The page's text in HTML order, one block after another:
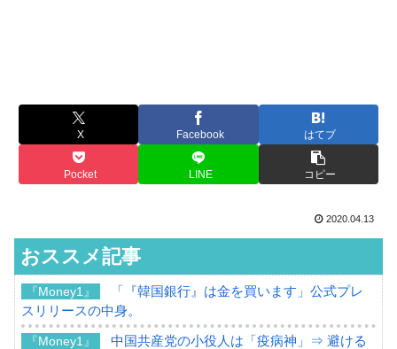
X Facebook はてブ
Pocket LINE コピー
2020.04.13
おススメ記事
『Money1』
「『韓国銀行』は金を買います」公式プレ
スリリースの中身。
『Money1』
中国共産党の小役人は「疫病神」⇒ 避ける